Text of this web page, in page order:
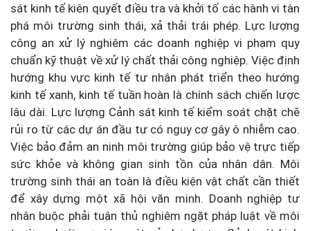
sát kinh tế kiên quyết điều tra và khởi tố các hành vi tàn
phá môi trường sinh thái, xả thải trái phép. Lực lượng
công an xử lý nghiêm các doanh nghiệp vi phạm quy
chuẩn kỹ thuật về xử lý chất thải công nghiệp. Việc định
hướng khu vực kinh tế tư nhân phát triển theo hướng
kinh tế xanh, kinh tế tuần hoàn là chính sách chiến lược
lâu dài. Lực lượng Cảnh sát kinh tế kiểm soát chặt chẽ
rủi ro từ các dự án đầu tư có nguy cơ gây ô nhiễm cao.
Việc bảo đảm an ninh môi trường giúp bảo vệ trực tiếp
sức khỏe và không gian sinh tồn của nhân dân. Môi
trường sinh thái an toàn là điều kiện vật chất cần thiết
để xây dựng một xã hội văn minh. Doanh nghiệp tư
nhân buộc phải tuân thủ nghiêm ngặt pháp luật về môi